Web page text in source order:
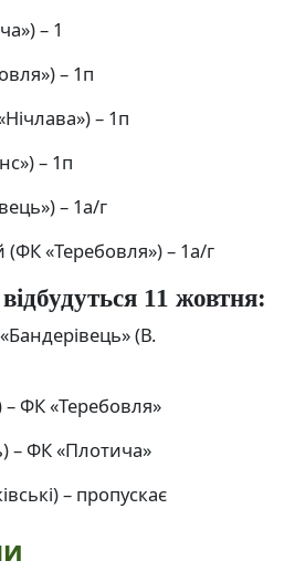
– 1
– 1п
– 1п
– 1п
– 1а/г
«Теребовля») – 1а/г
11 жовтня:
(В.
– ФК «Теребовля»
– ФК «Плотича»
– пропускає